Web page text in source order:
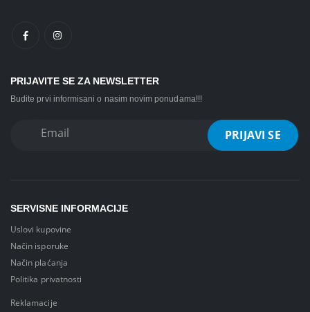
PRIJAVITE SE ZA NEWSLETTER
Budite prvi informisani o nasim novim ponudama!!!
SERVISNE INFORMACIJE
Uslovi kupovine
Način isporuke
Način plaćanja
Politika privatnosti
Reklamacije